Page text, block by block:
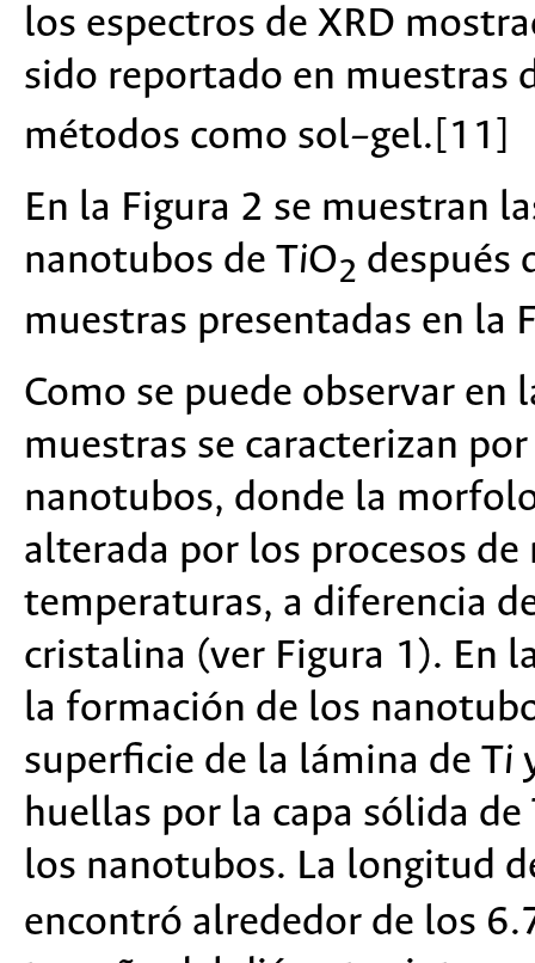
los espectros de XRD
sido reportado en muestras
métodos como sol–gel.[11]
En la Figura 2 se muestran
nanotubos de TiO2 después
muestras presentadas en la
Como se puede observar en
muestras se caracterizan
nanotubos, donde la
alterada por los procesos
temperaturas, a diferencia
cristalina (ver Figura 1). En
la formación de los
superficie de la lámina de Ti
huellas por la capa sólida de
los nanotubos. La longitud
encontró alrededor de los